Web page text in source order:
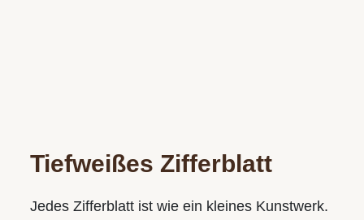
Tiefweißes Zifferblatt
Jedes Zifferblatt ist wie ein kleines Kunstwerk.